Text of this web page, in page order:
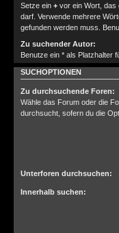
Setze ein + vor ein Wort, das
darf. Verwende mehrere
gefunden werden muss.
Zu suchender Autor:
Benutze ein * als Platzhalter
SUCHOPTIONEN
Zu durchsuchende Foren:
Wähle das Forum oder die
durchsucht, sofern du die
Unterforen durchsuchen:
Innerhalb suchen: